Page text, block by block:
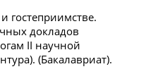
гостеприимстве.
докладов
II научной
(Бакалавриат).